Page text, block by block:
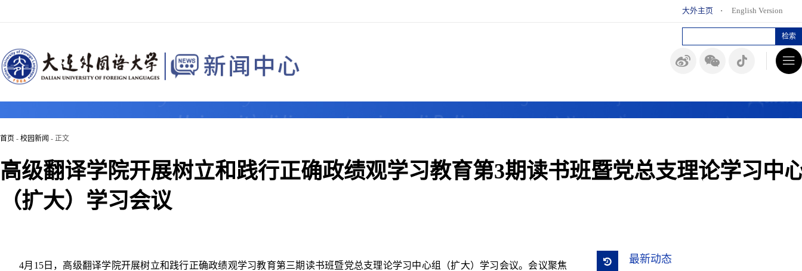
大外主页 · English Version
首页 - 校园新闻 - 正文
高级翻译学院开展树立和践行正确政绩观学习教育第3期读书班暨党总支理论学习中
（扩大）学习会议
4月15日，高级翻译学院开展树立和践行正确政绩观学习教育第三期读书班暨党总支理论学习中心组（扩大）学习会议。会议聚焦
最新动态